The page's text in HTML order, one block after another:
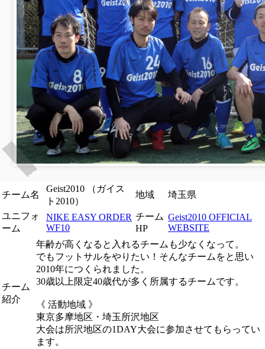
チーム名
Geist2010 （ガイス
ト2010）
地域 埼玉県
ユニフォ
ーム
NIKE EASY ORDER
WF10
チーム
HP
Geist2010 OFFICIAL
WEBSITE
チーム
紹介
年齢が高くなると入れるチームも少なくなって。
でもフットサルをやりたい！そんなチームをと思い
2010年につくられました。
30歳以上限定40歳代が多く所属するチームです。
《 活動地域 》
東京多摩地区・埼玉所沢地区
大会は所沢地区の1DAY大会に参加させてもらってい
ます。